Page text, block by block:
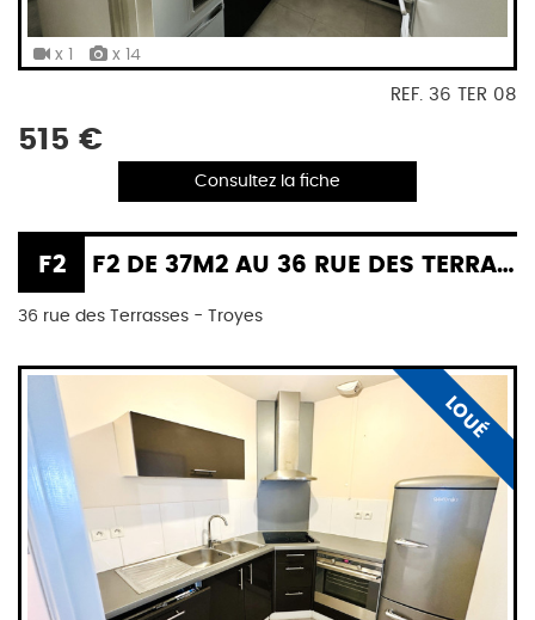
x 1 x 14
REF. 36 TER 08
515 €
Consultez la fiche
F2 F2 DE 37M2 AU 36 RUE DES TERRASSES A TROYES
36 rue des Terrasses - Troyes
LOUÉ